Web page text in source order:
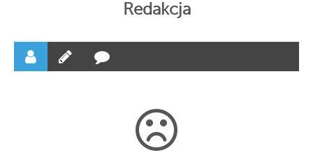
Redakcja